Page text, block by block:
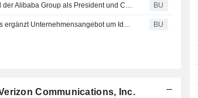
Oath : verpflichtet ehemaligen Vorstand der Alibaba Group als President und COO BU
Verizon Communications : Synchronoss ergänzt Unternehmensangebot um Identitätsmanagement der nächsten Generation BU
Communications, Inc.